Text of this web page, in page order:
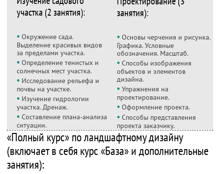
участка (2 занятия):
• Окружение сада.
Выделение красивых видов
за пределами участка.
• Определение тенистых и
солнечных мест участка.
• Исследование рельефа и
почвы на участке.
• Изучение гидрологии
участка. Дренаж.
• Составление плана-анализа
ситуации.
занятия):
• Основы черчения и рисунка.
Графика. Условные
обозначения. Масштаб.
• Способы изображения
объектов и элементов
дизайна.
• Упражнения на
проектирование.
• Оформление проекта.
• Способы представления
проекта заказчику.
«Полный курс» по ландшафтному дизайну
(включает в себя курс «База» и дополнительные
занятия):